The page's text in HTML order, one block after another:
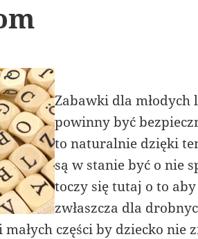
Zabawki dla młodych
powinny być
to naturalnie dzięki
są w stanie być o nie
toczy się tutaj o to
zwłaszcza dla
części by dziecko nie